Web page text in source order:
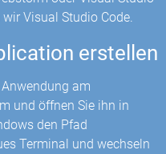
Visual Studio Code.
erstellen
am
und öffnen Sie ihn in
den Pfad
Terminal und wechseln